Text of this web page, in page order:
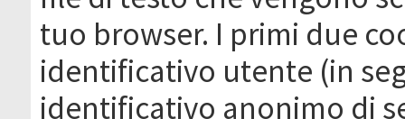
tuo browser. I primi due
identificativo utente (in
identificativo anonimo di